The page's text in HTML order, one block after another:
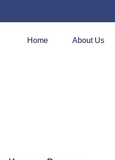
Home About Us